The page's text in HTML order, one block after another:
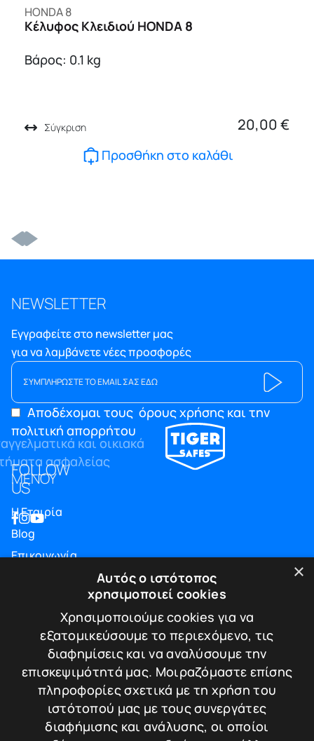
HONDA 8
Κέλυφος Κλειδιού HONDA 8
Βάρος: 0.1 kg
Σύγκριση 20,00€
Προσθήκη στο καλάθι
NEWSLETTER
Εγγραφείτε στο newsletter μας
για να λαμβάνετε νέες προσφορές
Αποδέχομαι τους όρους χρήσης και την
πολιτική απορρήτου
FOLLOW
US
ΜΕΝΟΥ
Η Εταιρία
Blog
Επικοινωνία
ΠΛΗΡΟΦΟΡΙΕΣ
Πιστοποιήσεις
Πολιτική απορρήτου
Τρόποι πληρωμής
Πολιτική Επιστροφών / Ακυρώσεων
ΕΠΙΚΟΙΝΩΝΙΑ
×
Αυτός ο ιστότοπος
χρησιμοποιεί cookies
Χρησιμοποιούμε cookies για να
εξατομικεύσουμε το περιεχόμενο, τις
διαφημίσεις και να αναλύσουμε την
επισκεψιμότητά μας. Μοιραζόμαστε επίσης
πληροφορίες σχετικά με τη χρήση του
ιστότοπού μας με τους συνεργάτες
διαφήμισης και ανάλυσης, οι οποίοι